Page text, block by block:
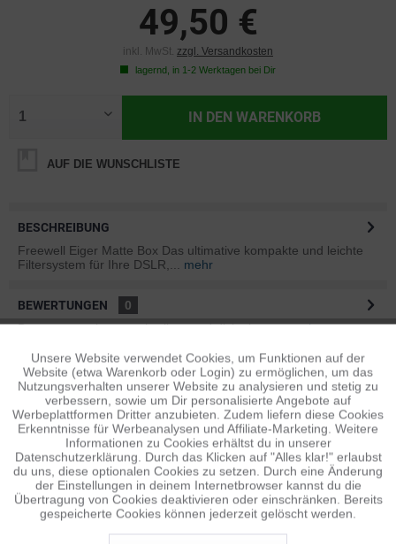
49,50 €
inkl. MwSt. zzgl. Versandkosten
lagernd, in 1-2 Werktagen bei Dir
IN DEN WARENKORB
AUF DIE WUNSCHLISTE
BESCHREIBUNG
Freewell Eiger Matte Box Das ultimative kompakte und leichte
Filtersystem für Ihre DSLR,...
mehr
BEWERTUNGEN
0
Bewertungen lesen, schreiben und diskutieren...mehr
ÄHNLICHE ARTIKEL
Diese Artikel sind dem Produkt ähnlich ...mehr
Persönliche Empfehlungen
Funktionale Aktiv
Tracking Inaktiv
Personalisierung Inaktiv
Service Inaktiv
Unsere Website verwendet Cookies, um Funktionen auf der
Website (etwa Warenkorb oder Login) zu ermöglichen, um das
Nutzungsverhalten unserer Website zu analysieren und stetig zu
verbessern, sowie um Dir personalisierte Angebote auf
Werbeplattformen Dritter anzubieten. Zudem liefern diese Cookies
Erkenntnisse für Werbeanalysen und Affiliate-Marketing. Weitere
Informationen zu Cookies erhältst du in unserer
Datenschutzerklärung. Durch das Klicken auf "Alles klar!" erlaubst
du uns, diese optionalen Cookies zu setzen. Durch eine Änderung
der Einstellungen in deinem Internetbrowser kannst du die
Übertragung von Cookies deaktivieren oder einschränken. Bereits
gespeicherte Cookies können jederzeit gelöscht werden.